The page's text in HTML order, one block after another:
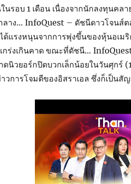
นรอบ 1 เดือน เนื่องจากนักลงทุนคล
ลาง… InfoQuest – ดัชนีดาวโจนส์
ด้แรงหนุนจากการพุ่งขึ้นของหุ้นอเม
กร่งเกินคาด ขณะที่ดัชนี…
นิวยอร์กปิดบวกเล็กน้อยในวันศุกร์
วการโจมตีของอิสราเอล ซึ่งก็เป็น